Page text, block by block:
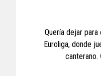
Quería dejar para
Euroliga, donde
canterano.